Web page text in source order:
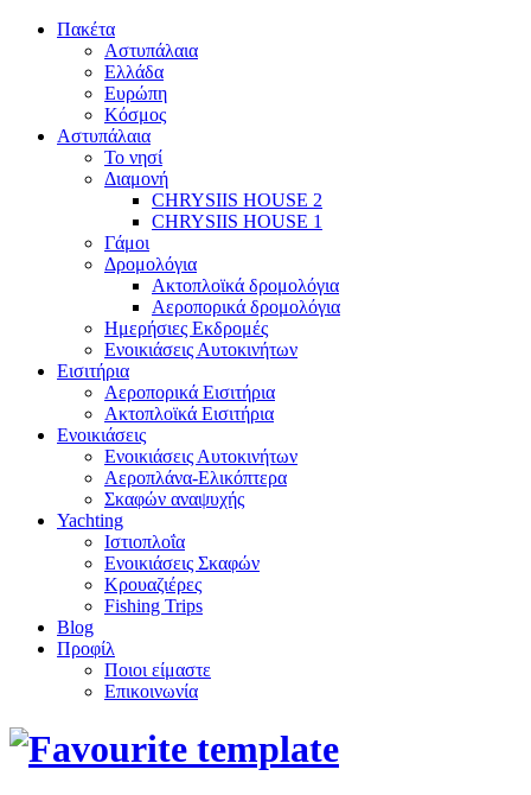
Πακέτα
Αστυπάλαια
Ελλάδα
Ευρώπη
Κόσμος
Αστυπάλαια
Το νησί
Διαμονή
CHRYSIIS HOUSE 2
CHRYSIIS HOUSE 1
Γάμοι
Δρομολόγια
Ακτοπλοϊκά δρομολόγια
Αεροπορικά δρομολόγια
Ημερήσιες Εκδρομές
Ενοικιάσεις Αυτοκινήτων
Εισιτήρια
Αεροπορικά Εισιτήρια
Ακτοπλοϊκά Εισιτήρια
Ενοικιάσεις
Ενοικιάσεις Αυτοκινήτων
Αεροπλάνα-Ελικόπτερα
Σκαφών αναψυχής
Yachting
Ιστιοπλοΐα
Ενοικιάσεις Σκαφών
Κρουαζιέρες
Fishing Trips
Blog
Προφίλ
Ποιοι είμαστε
Επικοινωνία